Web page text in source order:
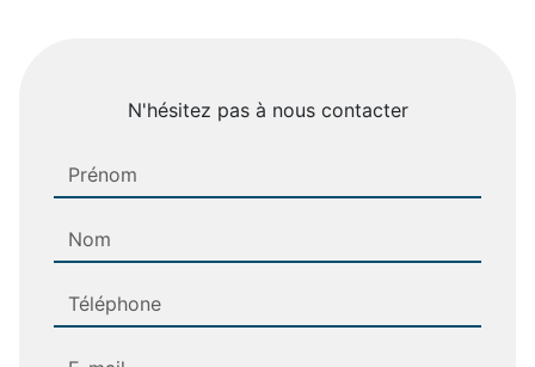
N'hésitez pas à nous contacter